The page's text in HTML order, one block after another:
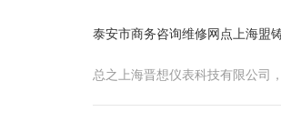
泰安市商务咨询维修网点 上海盟
总之上海晋想仪表科技有限公司